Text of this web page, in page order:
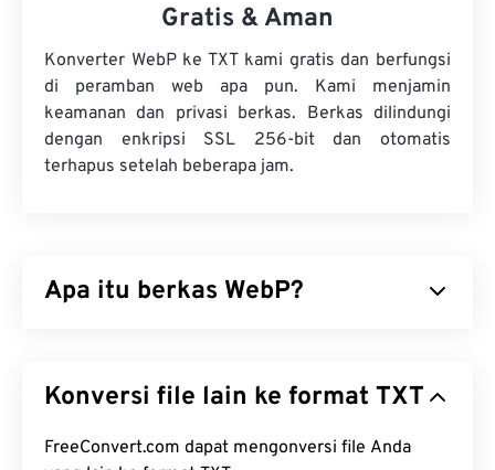
Gratis & Aman
Konverter WebP ke TXT kami gratis dan berfungsi
di peramban web apa pun. Kami menjamin
keamanan dan privasi berkas. Berkas dilindungi
dengan enkripsi SSL 256-bit dan otomatis
terhapus setelah beberapa jam.
Apa itu berkas WebP?
menghasilkan gambar yang ideal untuk halaman
hingga 30 persen lebih kecil daripada berkasJPEG
Konversi file lain ke format TXT
FreeConvert.com dapat mengonversi file Anda